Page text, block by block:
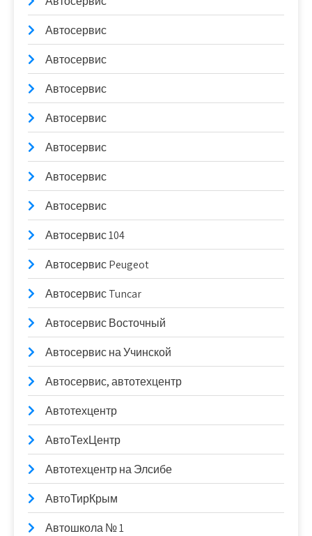
Автосервис
Автосервис
Автосервис
Автосервис
Автосервис
Автосервис
Автосервис
Автосервис 104
Автосервис Peugeot
Автосервис Tuncar
Автосервис Восточный
Автосервис на Учинской
Автосервис, автотехцентр
Автотехцентр
АвтоТехЦентр
Автотехцентр на Элсибе
АвтоТирКрым
Автошкола № 1